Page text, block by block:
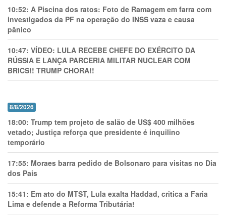
10:52: A Piscina dos ratos: Foto de Ramagem em farra com
investigados da PF na operação do INSS vaza e causa
pânico
10:47: VÍDEO: LULA RECEBE CHEFE DO EXÉRCITO DA
RÚSSIA E LANÇA PARCERIA MILITAR NUCLEAR COM
BRICS!! TRUMP CHORA!!
8/8/2026
18:00: Trump tem projeto de salão de US$ 400 milhões
vetado; Justiça reforça que presidente é inquilino
temporário
17:55: Moraes barra pedido de Bolsonaro para visitas no Dia
dos Pais
15:41: Em ato do MTST, Lula exalta Haddad, critica a Faria
Lima e defende a Reforma Tributária!